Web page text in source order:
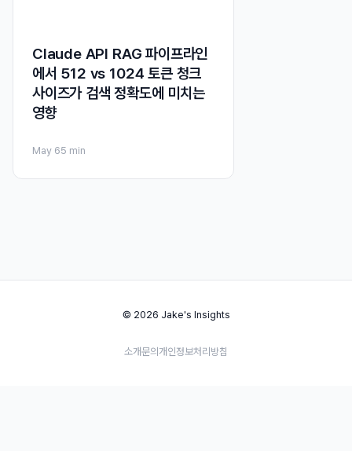
Claude API RAG 파이프라인
에서 512 vs 1024 토큰 청크
사이즈가 검색 정확도에 미치는
영향
May 65 min
© 2026 Jake's Insights
소개문의 개인정보처리방침